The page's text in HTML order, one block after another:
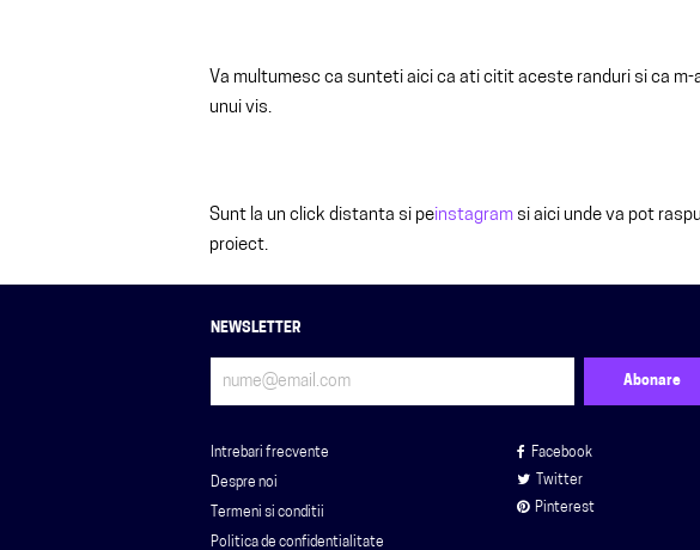
Va multumesc ca sunteti aici ca ati citit aceste randuri si ca m-
unui vis.
Sunt la un click distanta si peinstagram si aici unde va pot
proiect.
NEWSLETTER
Intrebari frecvente
Despre noi
Termeni si conditii
Politica de confidentialitate
Facebook
Twitter
Pinterest